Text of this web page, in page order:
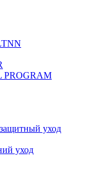
PROGRAM
уход
уход